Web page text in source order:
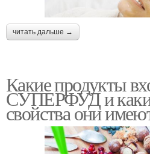
читать дальше →
Какие продукты
СУПЕРФУД и
свойства они